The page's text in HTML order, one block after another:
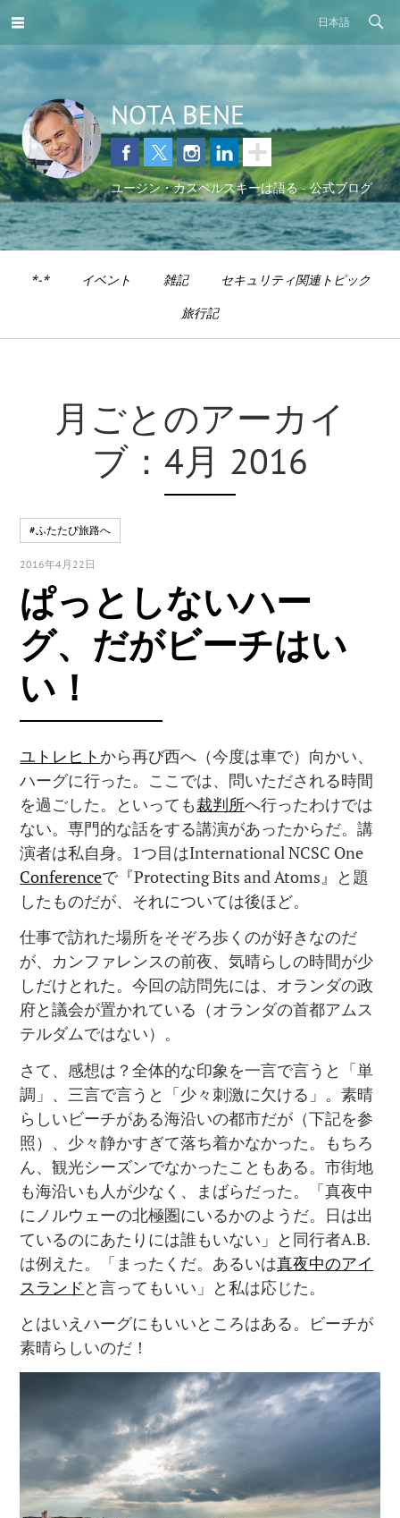
日本語
NOTA BENE
ユージン・カスペルスキーは語る - 公式ブログ
*-* イベント 雑記
セキュリティ関連トピック
旅行記
月ごとのアーカイ
ブ：4月 2016
#ふたたび旅路へ
2016年4月22日
ぱっとしないハー
グ、だがビーチはい
い！
ユトレヒト から再び西へ（今度は車で）向かい、
ハーグに行った。ここでは、問いただされる時間
を過ごした。といっても裁判所へ行ったわけでは
ない。専門的な話をする講演があったからだ。講
演者は私自身。1つ目はInternational NCSC One
Conferenceで『Protecting Bits and Atoms』と題
したものだが、それについては後ほど。
仕事で訪れた場所をそぞろ歩くのが好きなのだ
が、カンファレンスの前夜、気晴らしの時間が少
しだけとれた。今回の訪問先には、オランダの政
府と議会が置かれている（オランダの首都アムス
テルダムではない）。
さて、感想は？全体的な印象を一言で言うと「単
調」、三言で言うと「少々刺激に欠ける」。素晴
らしいビーチがある海沿いの都市だが（下記を参
照）、少々静かすぎて落ち着かなかった。もちろ
ん、観光シーズンでなかったこともある。市街地
も海沿いも人が少なく、まばらだった。「真夜中
にノルウェーの北極圏にいるかのようだ。日は出
ているのにあたりには誰もいない」と同行者A.B.
は例えた。「まったくだ。あるいは真夜中のアイ
スランド と言ってもいい」と私は応じた。
とはいえハーグにもいいところはある。ビーチが
素晴らしいのだ！